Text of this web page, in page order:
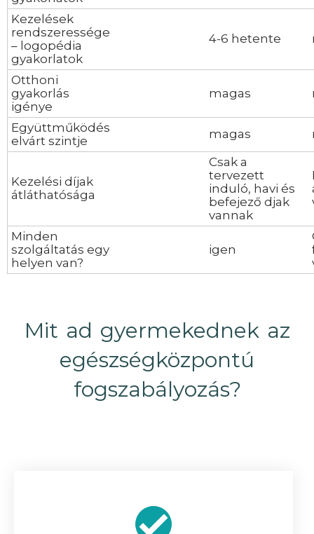
Kezelések
rendszeressége
– logopédia
gyakorlatok
4-6 hetente
Otthoni
gyakorlás
igénye
magas
Együttműködés
elvárt szintje
magas
Kezelési díjak
átláthatósága
Csak a
tervezett
induló, havi és
befejező djak
vannak
Minden
szolgáltatás egy
helyen van?
igen
Mit ad gyermekednek az
egészségközpontú
fogszabályozás?